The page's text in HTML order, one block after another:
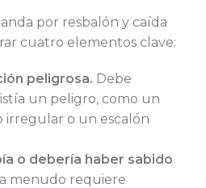
por resbalón y caída
cuatro elementos clave:
peligrosa. Debe
un peligro, como un
irregular o un escalón
o debería haber sabido
menudo requiere